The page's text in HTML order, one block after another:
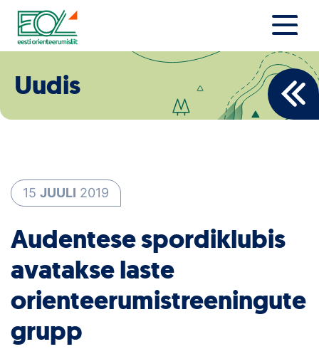
Liigu
sisu
juurde
Estonian Orienteering Federation
Alustajale
Telli litsents!
Noored
Uudis
15 JUULI 2019
Audentese spordiklubis
avatakse laste
orienteerumistreeningute
grupp